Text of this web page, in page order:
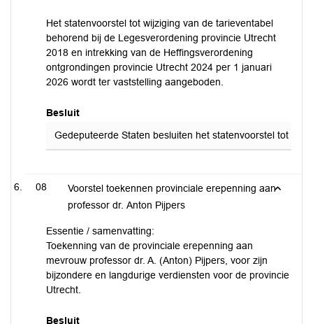
Het statenvoorstel tot wijziging van de tarieventabel
behorend bij de Legesverordening provincie Utrecht
2018 en intrekking van de Heffingsverordening
ontgrondingen provincie Utrecht 2024 per 1 januari
2026 wordt ter vaststelling aangeboden.
Besluit
Gedeputeerde Staten besluiten het statenvoorstel tot
08
Voorstel toekennen provinciale erepenning aan
professor dr. Anton Pijpers
Essentie / samenvatting:
Toekenning van de provinciale erepenning aan
mevrouw professor dr. A. (Anton) Pijpers, voor zijn
bijzondere en langdurige verdiensten voor de provincie
Utrecht.
Besluit